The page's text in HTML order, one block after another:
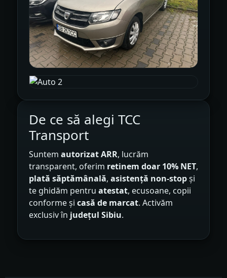
De ce să alegi TCC
Transport
Suntem autorizat ARR, lucrăm
transparent, oferim retinem doar 10% NET,
plată săptămânală, asistență non-stopși
te ghidăm pentru atestat, ecusoane, copii
conforme și casă de marcat. Activăm
exclusiv în județul Sibiu.